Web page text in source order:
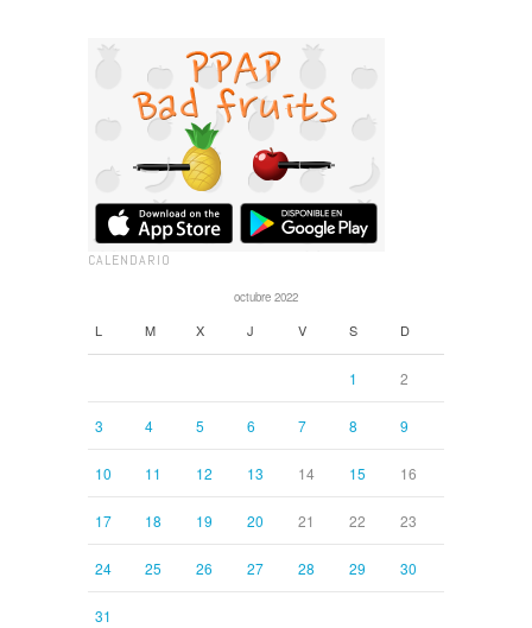
CALENDARIO
octubre 2022
L M X J V S D
1 2
3 4 5 6 7 8 9
10 11 12 13 14 15 16
17 18 19 20 21 22 23
24 25 26 27 28 29 30
31